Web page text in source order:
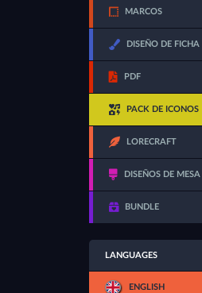
MARCOS
DISEÑO DE FICHA
PDF
PACK DE ICONOS
LORECRAFT
DISEÑOS DE MESA
BUNDLE
LANGUAGES
ENGLISH